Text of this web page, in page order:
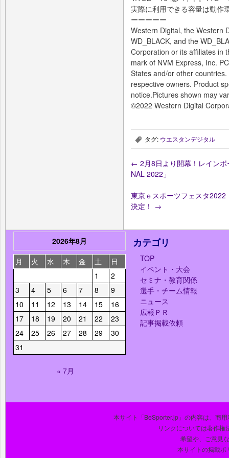
実際に利用できる容量は動作
ーーーーー
Western Digital, the Western
WD_BLACK, and the
Corporation or its affiliates in
mark of NVM Express, Inc.
States and/or other
respective owners. Product
notice.Pictures shown may
©2022 Western Digital
, タグ: ウエスタンデジタル
← 2月8日より開幕！レイン
NAL 2022」
東京ｅスポーツフェスタ
決定！ →
2026年8月
月
火 水 木 金 土
日
1
2
3
4 5 6 7 8
9
10
11 12 13 14 15
16
17
18 19 20 21 22
23
24
25 26 27 28 29
30
31
« 7月
カテゴリ
TOP
イベント・大会
セミナ・教育関係
選手・チーム情報
ニュース
広報ＰＲ
記事掲載依頼
本サイト「BeSporter.jp」の内容は、商
リンクについては著作権
希望や、ご意見
本サイトの掲載ポ